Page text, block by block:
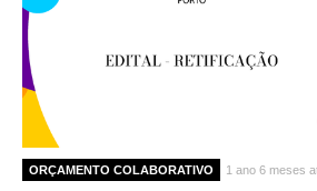
ORÇAMENTO COLABORATIVO 1 ano 6 meses